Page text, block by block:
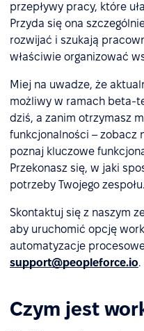
przepływy pracy, które
Przyda się ona
rozwijać i szukają
właściwie organizować
Miej na uwadze, że
możliwy w ramach beta-
dziś, a zanim otrzymasz
funkcjonalności – zobacz
poznaj kluczowe
Przekonasz się, w jaki
potrzeby Twojego zespołu.
Skontaktuj się z naszym
aby uruchomić opcję
automatyzacje
support@peopleforce.io.
Czym jest